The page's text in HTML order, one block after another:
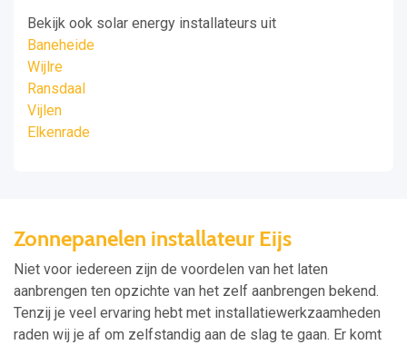
Bekijk ook solar energy installateurs uit
Baneheide
Wijlre
Ransdaal
Vijlen
Elkenrade
Zonnepanelen installateur Eijs
Niet voor iedereen zijn de voordelen van het laten
aanbrengen ten opzichte van het zelf aanbrengen bekend.
Tenzij je veel ervaring hebt met installatiewerkzaamheden
raden wij je af om zelfstandig aan de slag te gaan. Er komt